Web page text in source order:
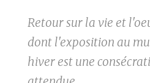
Retour sur la vie et
dont l'exposition au
hiver est une